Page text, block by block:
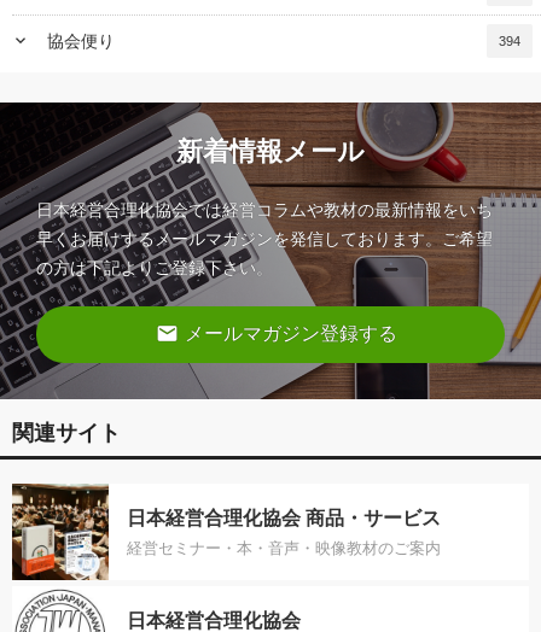
keyboard_arrow_down 協会便り 394
新着情報メール
日本経営合理化協会では経営コラムや教材の最新情報をいち
早くお届けするメールマガジンを発信しております。ご希望
の方は下記よりご登録下さい。
email メールマガジン登録する
関連サイト
日本経営合理化協会 商品・サービス
経営セミナー・本・音声・映像教材のご案内
日本経営合理化協会